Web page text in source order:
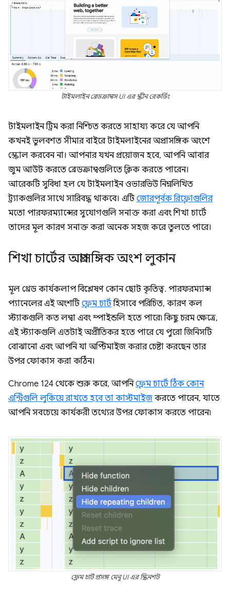
টাইমলাইন ব্রেডক্রাম্বস UI এর স্ক্রীন রেকর্ডিং
টাইমলাইন ট্রিম করা নিশ্চিত করতে সাহায্য করে যে আপনি
কখনই ভুলবশত সীমার বাইরে টাইমলাইনের অপ্রাসঙ্গিক অংশে
স্ক্রোল করবেন না। আপনার যখন প্রয়োজন হবে, আপনি আবার
জুম আউট করতে ব্রেডক্রাম্বগুলিতে ক্লিক করতে পারেন।
আরেকটি সুবিধা হল যে টাইমলাইন ওভারভিউ নিম্নলিখিত
ট্র্যাকগুলির সাথে সারিবদ্ধ থাকবে। এটিজোরপূর্বক রিফ্লোগুলির
মতো পারফরম্যান্সের সুযোগগুলি সনাক্ত করা এবং শিখা চার্টে
তাদের মূল কারণ সনাক্ত করা অনেক সহজ করে তুলতে পারে।
শিখা চার্টের অপ্রাসঙ্গিক অংশ লুকান
মূল থ্রেড কার্যকলাপ বিশ্লেষণ কোন ছোট কৃতিত্ব. পারফরম্যান্স
প্যানেলের এই অংশটিফ্লেম চার্টহিসাবে পরিচিত, কারণ কল
স্ট্যাকগুলি কত লম্বা এবং স্পাইন্ডলি হতে পারে৷ কিছু চরম ক্ষেত্রে,
এই স্ট্যাকগুলি এতটাই অপ্রীতিকর হতে পারে যে পুরো জিনিসটি
বোঝানো এবং আপনি যা অপ্টিমাইজ করার চেষ্টা করছেন তার
উপর ফোকাস করা কঠিন।
Chrome 124 থেকে শুরু করে, আপনিফ্লেম চার্টে ঠিক কোন
এন্ট্রিগুলি লুকিয়ে রাখতে হবে তা কাস্টমাইজ করতে পারেন, যাতে
আপনি সবচেয়ে কার্যকরী তথ্যের উপর ফোকাস করতে পারেন৷
ফ্লেম চার্ট প্রসঙ্গ মেনু UI এর স্ক্রিনশট